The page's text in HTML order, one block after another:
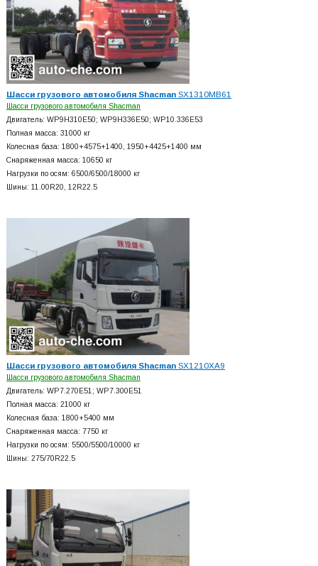
Шасси грузового автомобиля ShacmanSX1310MB61
Шасси грузового автомобиля Shacman
Двигатель: WP9H310E50; WP9H336E50; WP10.336E53
Полная масса: 31000 кг
Колесная база: 1800+4575+1400, 1950+4425+1400 мм
Снаряженная масса: 10650 кг
Нагрузки по осям: 6500/6500/18000 кг
Шины: 11.00R20, 12R22.5
Шасси грузового автомобиля ShacmanSX1210XA9
Шасси грузового автомобиля Shacman
Двигатель: WP7.270E51; WP7.300E51
Полная масса: 21000 кг
Колесная база: 1800+5400 мм
Снаряженная масса: 7750 кг
Нагрузки по осям: 5500/5500/10000 кг
Шины: 275/70R22.5